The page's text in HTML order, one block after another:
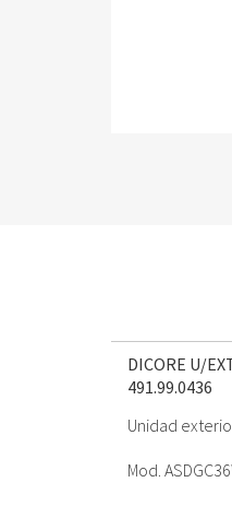
DICORE U/
491.99.0436
Unidad
Mod.